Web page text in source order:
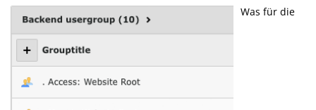
Was für die